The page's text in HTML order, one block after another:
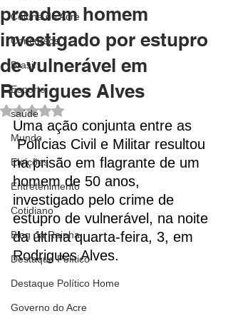
Coluna do Acre
Concursos
Brasil
Esporte
saúde
Mundo
Eleições
Entretenimento
Cotidiano
Blog da Rainha
Destaque Político
Destaque Político Home
Governo do Acre
prendem homem
investigado por estupro
de vulnerável em
Rodrigues Alves
Avaliado com NaN de 5 estrelas.
Uma ação conjunta entre as
Polícias Civil e Militar resultou
na prisão em flagrante de um
homem de 50 anos,
investigado pelo crime de
estupro de vulnerável, na noite
da última quarta-feira, 3, em
Rodrigues Alves.